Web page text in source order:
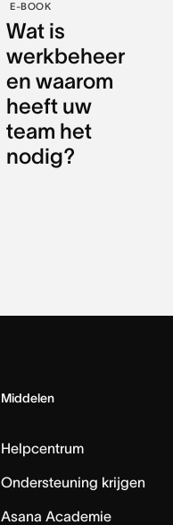
E-BOOK
Wat is
werkbeheer
en waarom
heeft uw
team het
nodig?
Middelen
Helpcentrum
Ondersteuning krijgen
Asana Academie